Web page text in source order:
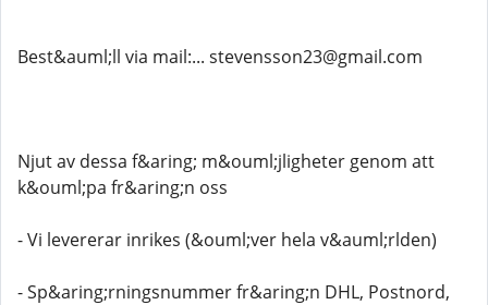
Best&auml;ll via mail:... stevensson23@gmail.com
Njut av dessa f&aring; m&ouml;jligheter genom att
k&ouml;pa fr&aring;n oss
- Vi levererar inrikes (&ouml;ver hela v&auml;rlden)
- Sp&aring;rningsnummer fr&aring;n DHL, Postnord,